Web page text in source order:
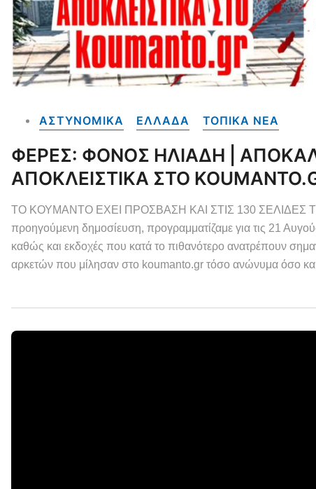
ΑΣΤΥΝΟΜΙΚΑ ΕΛΛΑΔΑ ΤΟΠΙΚΑ NEA
ΦΕΡΕΣ: ΦΟΝΟΣ ΗΛΙΑΔΗ |
ΑΠΟΚΛΕΙΣΤΙΚΑ ΣΤΟ
ΤΟ ΚΟΥΜΑΝΤΟ ΕΧΕΙ ΠΡΟΣΒΑΣΗ ΚΑΙ ΣΤΙΣ 130 ΣΕΛΙΔΕΣ
προηγούμενη δημοσίευση, προγραμματίζαμε για τις 21
καθώς και εκδοχές που κατά το πιθανότερο ανατρέπουν
αρκετών που μίλησαν στο koumanto.gr τόσο ανώνυμα όσο